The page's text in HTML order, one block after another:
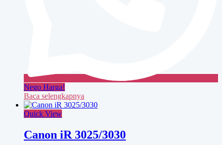
Nego Harga!
Baca selengkapnya
Quick View
Canon iR 3025/3030